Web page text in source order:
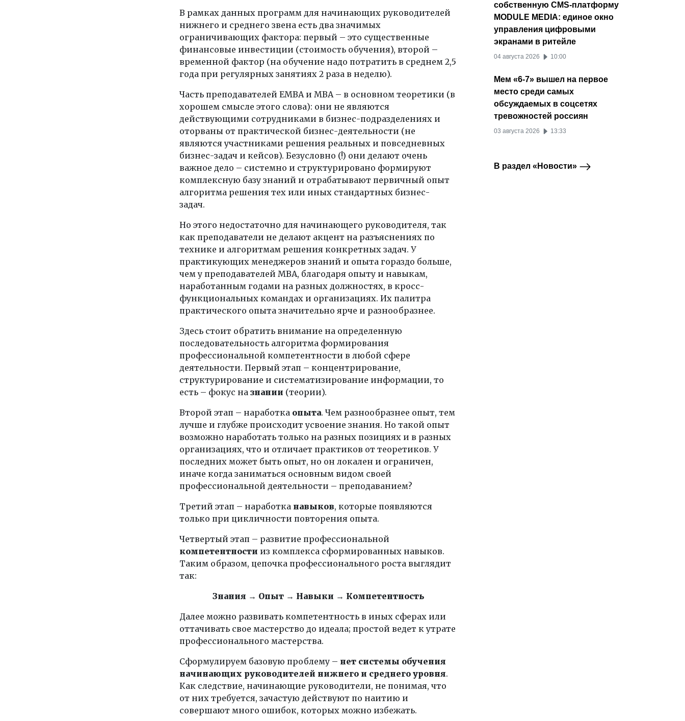
В рамках данных программ для начинающих руководителей
нижнего и среднего звена есть два значимых
ограничивающих фактора: первый – это существенные
финансовые инвестиции (стоимость обучения), второй –
временной фактор (на обучение надо потратить в среднем 2,5
года при регулярных занятиях 2 раза в неделю).
Часть преподавателей ЕМВА и MBA – в основном теоретики (в
хорошем смысле этого слова): они не являются
действующими сотрудниками в бизнес-подразделениях и
оторваны от практической бизнес-деятельности (не
являются участниками решения реальных и повседневных
бизнес-задач и кейсов). Безусловно (!) они делают очень
важное дело – системно и структурировано формируют
комплексную базу знаний и отрабатывают первичный опыт
алгоритма решения тех или иных стандартных бизнес-
задач.
Но этого недостаточно для начинающего руководителя, так
как преподаватели не делают акцент на разъяснениях по
технике и алгоритмам решения конкретных задач. У
практикующих менеджеров знаний и опыта гораздо больше,
чем у преподавателей MBA, благодаря опыту и навыкам,
наработанным годами на разных должностях, в кросс-
функциональных командах и организациях. Их палитра
практического опыта значительно ярче и разнообразнее.
Здесь стоит обратить внимание на определенную
последовательность алгоритма формирования
профессиональной компетентности в любой сфере
деятельности. Первый этап – концентрирование,
структурирование и систематизирование информации, то
есть – фокус на знании (теории).
Второй этап – наработка опыта. Чем разнообразнее опыт, тем
лучше и глубже происходит усвоение знания. Но такой опыт
возможно наработать только на разных позициях и в разных
организациях, что и отличает практиков от теоретиков. У
последних может быть опыт, но он локален и ограничен,
иначе когда заниматься основным видом своей
профессиональной деятельности – преподаванием?
Третий этап – наработка навыков, которые появляются
только при цикличности повторения опыта.
Четвертый этап – развитие профессиональной
компетентности из комплекса сформированных навыков.
Таким образом, цепочка профессионального роста выглядит
так:
Знания → Опыт → Навыки → Компетентность
Далее можно развивать компетентность в иных сферах или
оттачивать свое мастерство до идеала; простой ведет к утрате
профессионального мастерства.
Сформулируем базовую проблему – нет системы обучения
начинающих руководителей нижнего и среднего уровня.
Как следствие, начинающие руководители, не понимая, что
от них требуется, зачастую действуют по наитию и
совершают много ошибок, которых можно избежать.
собственную CMS-платформу
MODULE MEDIA: единое окно
управления цифровыми
экранами в ритейле
04 августа 2026 10:00
Мем «6-7» вышел на первое
место среди самых
обсуждаемых в соцсетях
тревожностей россиян
03 августа 2026 13:33
В раздел «Новости»